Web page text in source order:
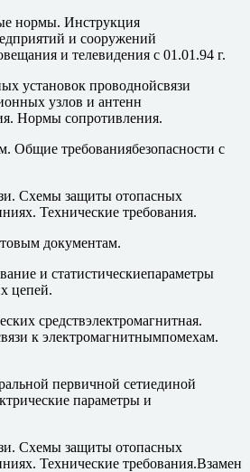
нормы. Инструкция
и сооружений
и телевидения с 01.01.94 г.
установок проводнойсвязи
узлов и антенн
Нормы сопротивления.
требованиябезопасности с
Схемы защиты отопасных
Технические требования.
документам.
и статистическиепараметры
цепей.
средствэлектромагнитная.
к электромагнитнымпомехам.
первичной сетиединой
параметры и
Схемы защиты отопасных
Технические требования.Взамен